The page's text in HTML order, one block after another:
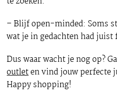
– Blijf open-minded: Soms
wat je in gedachten had juist
Dus waar wacht je nog op?
outleten vind jouw perfecte
Happy shopping!